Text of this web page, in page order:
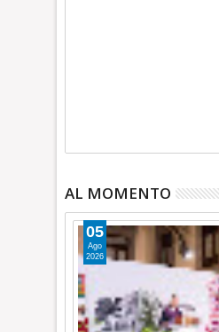
AL MOMENTO
05
Ago
2026